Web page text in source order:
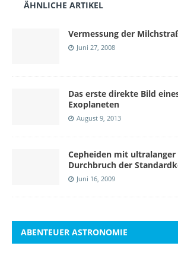
ÄHNLICHE ARTIKEL
Vermessung der
Juni 27, 2008
Das erste direkte Bild
Exoplaneten
August 9, 2013
Cepheiden mit ultralanger
Durchbruch der
Juni 16, 2009
ABENTEUER ASTRONOMIE